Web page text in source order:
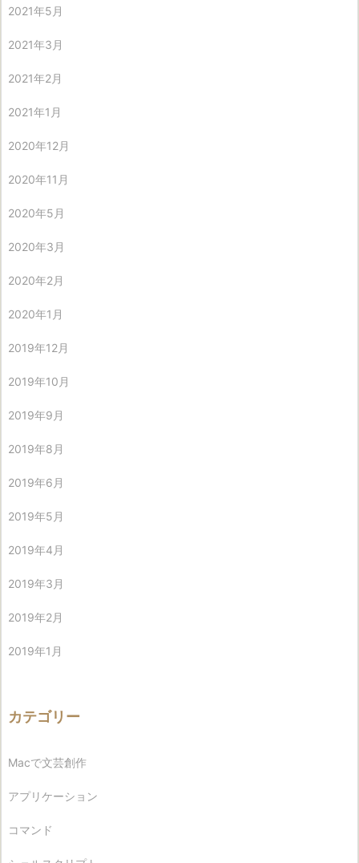
2021年5月
2021年3月
2021年2月
2021年1月
2020年12月
2020年11月
2020年5月
2020年3月
2020年2月
2020年1月
2019年12月
2019年10月
2019年9月
2019年8月
2019年6月
2019年5月
2019年4月
2019年3月
2019年2月
2019年1月
カテゴリー
Macで文芸創作
アプリケーション
コマンド